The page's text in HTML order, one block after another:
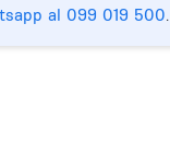
al 099 019 500.